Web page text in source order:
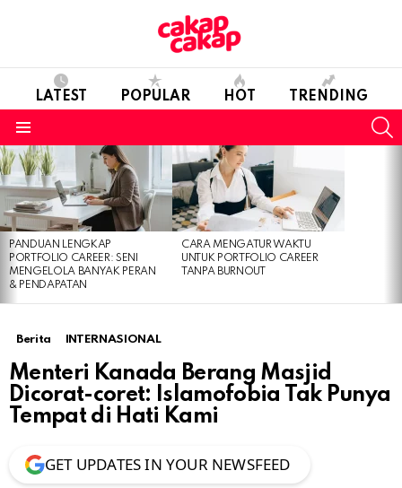
LATEST POPULAR HOT TRENDING
LATEST
STORIES
PANDUAN LENGKAP
PORTFOLIO CAREER: SENI
MENGELOLA BANYAK PERAN
& PENDAPATAN
CARA MENGATUR WAKTU
UNTUK PORTFOLIO CAREER
TANPA BURNOUT
Berita INTERNASIONAL
Menteri Kanada Berang Masjid
Dicorat-coret: Islamofobia Tak Punya
Tempat di Hati Kami
GET UPDATES IN YOUR NEWSFEED